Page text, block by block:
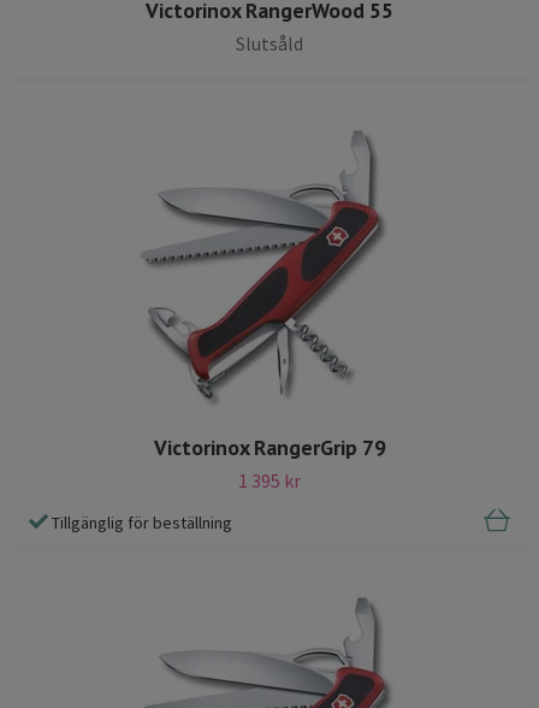
Victorinox RangerWood 55
Slutsåld
Victorinox RangerGrip 79
1 395 kr
Tillgänglig för beställning